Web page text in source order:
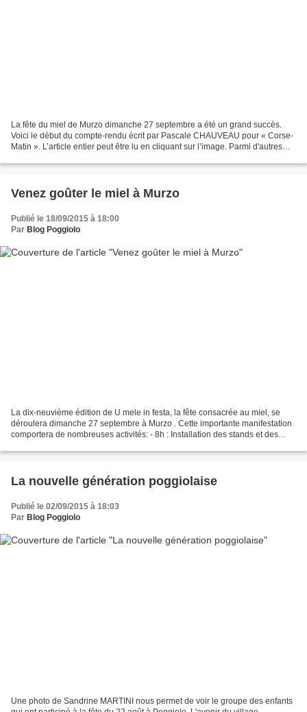
La fête du miel de Murzo dimanche 27 septembre a été un grand succès.
Voici le début du compte-rendu écrit par Pascale CHAUVEAU pour « Corse-
Matin ». L’article entier peut être lu en cliquant sur l’image. Parmi d'autres
Venez goûter le miel à Murzo
Publié le 18/09/2015 à 18:00
Par Blog Poggiolo
La dix-neuvième édition de U mele in festa, la fête consacrée au miel, se
déroulera dimanche 27 septembre à Murzo . Cette importante manifestation
comportera de nombreuses activités: - 8h : Installation des stands et des
La nouvelle génération poggiolaise
Publié le 02/09/2015 à 18:03
Par Blog Poggiolo
Une photo de Sandrine MARTINI nous permet de voir le groupe des enfants